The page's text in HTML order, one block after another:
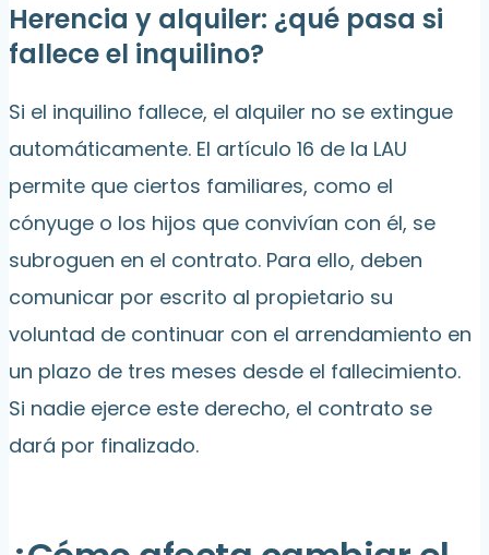
Herencia y alquiler: ¿qué pasa si
fallece el inquilino?
Si el inquilino fallece, el alquiler no se extingue
automáticamente. El artículo 16 de la LAU
permite que ciertos familiares, como el
cónyuge o los hijos que convivían con él, se
subroguen en el contrato. Para ello, deben
comunicar por escrito al propietario su
voluntad de continuar con el arrendamiento en
un plazo de tres meses desde el fallecimiento.
Si nadie ejerce este derecho, el contrato se
dará por finalizado.